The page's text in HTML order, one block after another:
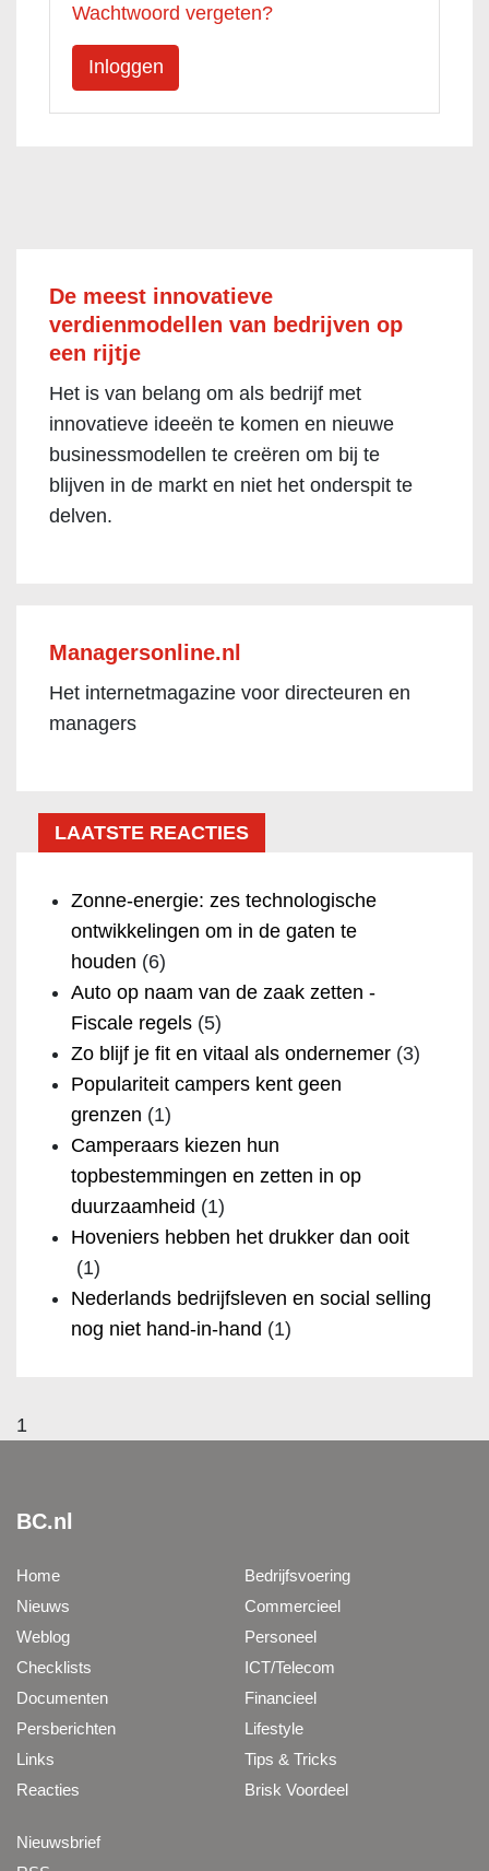
Wachtwoord vergeten?
De meest innovatieve
verdienmodellen van bedrijven op
een rijtje
Het is van belang om als bedrijf met
innovatieve ideeën te komen en nieuwe
businessmodellen te creëren om bij te
blijven in de markt en niet het onderspit te
delven.
Managersonline.nl
Het internetmagazine voor directeuren en
managers
LAATSTE REACTIES
Zonne-energie: zes technologische
ontwikkelingen om in de gaten te
houden (6)
Auto op naam van de zaak zetten -
Fiscale regels (5)
Zo blijf je fit en vitaal als ondernemer (3)
Populariteit campers kent geen
grenzen (1)
Camperaars kiezen hun
topbestemmingen en zetten in op
duurzaamheid (1)
Hoveniers hebben het drukker dan ooit
(1)
Nederlands bedrijfsleven en social selling
nog niet hand-in-hand (1)
1
BC.nl
Home
Nieuws
Weblog
Checklists
Documenten
Persberichten
Links
Reacties
Bedrijfsvoering
Commercieel
Personeel
ICT/Telecom
Financieel
Lifestyle
Tips & Tricks
Brisk Voordeel
Nieuwsbrief